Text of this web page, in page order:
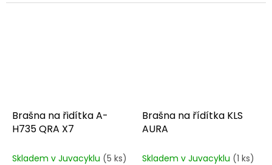
Brašna na řidítka A-
H735 QRA X7
Skladem v Juvacyklu (5 ks)
Brašna na řídítka KLS
AURA
Skladem v Juvacyklu (1 ks)